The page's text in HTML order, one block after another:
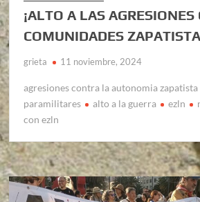
¡ALTO A LAS
COMUNIDADES
grieta 11 noviembre, 2024
agresiones contra la autonomia zapatista
paramilitares
alto a la guerra ezln
con ezln